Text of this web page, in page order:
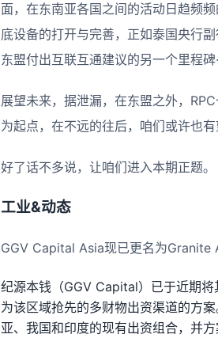
面，在东南亚各国之间的活动日趋频
底设备的打开与完善，正如泰国央行
东盟付出互联互通建议的另一个里程
展望未来，据泄漏，在东盟之外，
为起点，在不远的往后，咱们或许也
好了话不多说，让咱们进入本期正题。
工业&动态
GGV Capital Asia现已更名为Granite
纪源本钱（GGV Capital）已于近期
为该区域抢先的多财物出资渠道的方
亚、我国和印度的现有出资组合，并